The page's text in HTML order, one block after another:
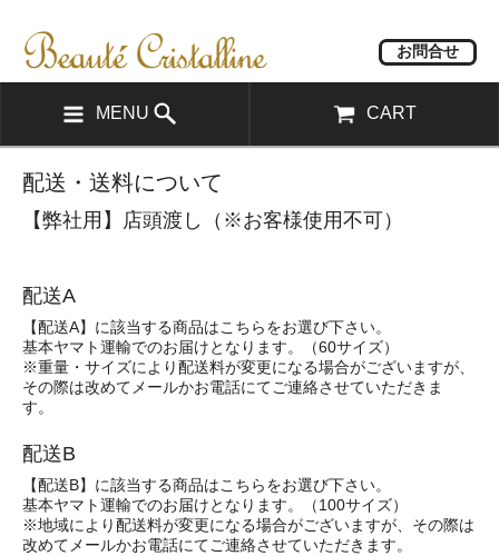
お問合せ
MENU CART
配送・送料について
【弊社用】店頭渡し（※お客様使用不可）
配送A
【配送A】に該当する商品はこちらをお選び下さい。
基本ヤマト運輸でのお届けとなります。（60サイズ）
※重量・サイズにより配送料が変更になる場合がございますが、
その際は改めてメールかお電話にてご連絡させていただきま
す。
配送B
【配送B】に該当する商品はこちらをお選び下さい。
基本ヤマト運輸でのお届けとなります。（100サイズ）
※地域により配送料が変更になる場合がございますが、その際は
改めてメールかお電話にてご連絡させていただきます。